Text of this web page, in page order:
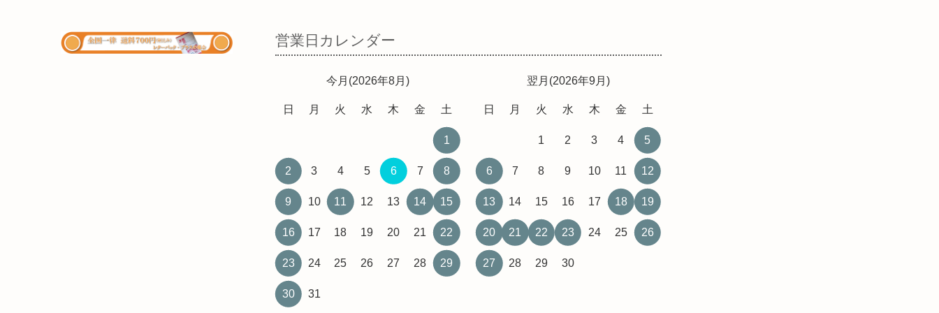
営業日カレンダー
今月(2026年8月)
日 月 火 水 木 金 土
1
2 3 4 5 6 7 8
9 10 11 12 13 14 15
16 17 18 19 20 21 22
23 24 25 26 27 28 29
30 31
翌月(2026年9月)
日 月 火 水 木 金 土
1 2 3 4 5
6 7 8 9 10 11 12
13 14 15 16 17 18 19
20 21 22 23 24 25 26
27 28 29 30